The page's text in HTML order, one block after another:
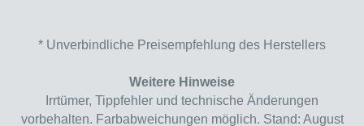
* Unverbindliche Preisempfehlung des Herstellers
Weitere Hinweise
Irrtümer, Tippfehler und technische Änderungen
vorbehalten. Farbabweichungen möglich. Stand: August